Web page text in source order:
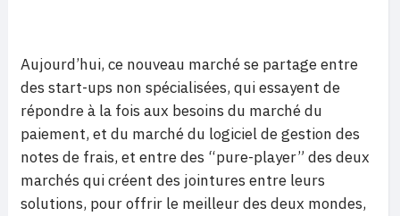
Aujourd’hui, ce nouveau marché se partage entre
des start-ups non spécialisées, qui essayent de
répondre à la fois aux besoins du marché du
paiement, et du marché du logiciel de gestion des
notes de frais, et entre des “pure-player” des deux
marchés qui créent des jointures entre leurs
solutions, pour offrir le meilleur des deux mondes,